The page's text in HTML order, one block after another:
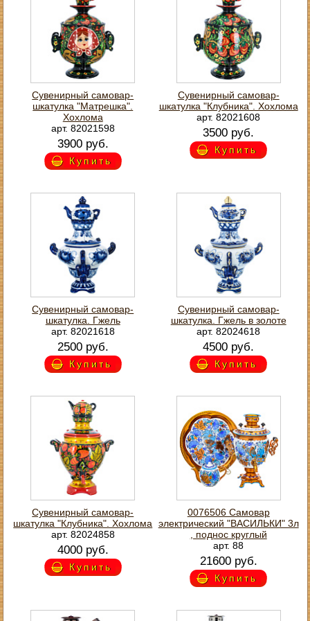
Сувенирный самовар-
шкатулка "Матрешка".
Хохлома
арт. 82021598
3900 руб.
Купить
Сувенирный самовар-
шкатулка "Клубника". Хохлома
арт. 82021608
3500 руб.
Купить
Сувенирный самовар-
шкатулка. Гжель
арт. 82021618
2500 руб.
Купить
Сувенирный самовар-
шкатулка. Гжель в золоте
арт. 82024618
4500 руб.
Купить
Сувенирный самовар-
шкатулка "Клубника". Хохлома
арт. 82024858
4000 руб.
Купить
0076506 Самовар
электрический "ВАСИЛЬКИ" 3л
, поднос круглый
арт. 88
21600 руб.
Купить